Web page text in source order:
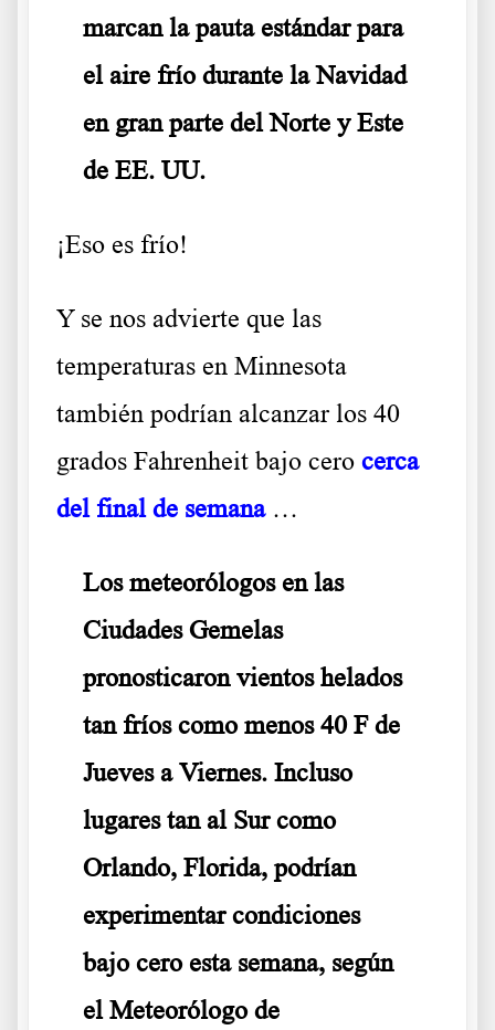
marcan la pauta estándar para
el aire frío durante la Navidad
en gran parte del Norte y Este
de EE. UU.
¡Eso es frío!
Y se nos advierte que las
temperaturas en Minnesota
también podrían alcanzar los 40
grados Fahrenheit bajo cero cerca
del final de semana…
Los meteorólogos en las
Ciudades Gemelas
pronosticaron vientos helados
tan fríos como menos 40 F de
Jueves a Viernes. Incluso
lugares tan al Sur como
Orlando, Florida, podrían
experimentar condiciones
bajo cero esta semana, según
el Meteorólogo de